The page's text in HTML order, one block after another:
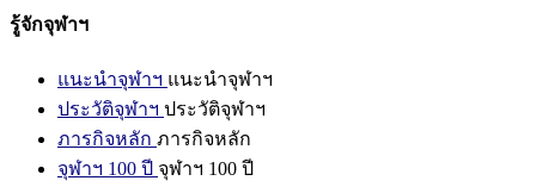
รู้จักจุฬาฯ
แนะนำจุฬาฯ แนะนำจุฬาฯ
ประวัติจุฬาฯ ประวัติจุฬาฯ
ภารกิจหลัก ภารกิจหลัก
จุฬาฯ 100 ปี จุฬาฯ 100 ปี